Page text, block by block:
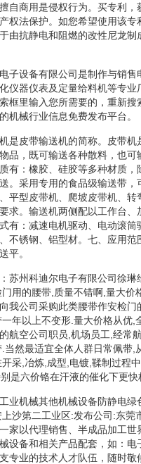
自商用是侵权行为。买专利
权法保护。如您希望使用该
由抗静电和阻燃的改性尼龙
子设备有限公司是制作与销
仪器仪表及定量给料机等专
框里输入您所需要的，重新
机械行业信息免费发布平台。
是皮带输送机的简称。皮带
品，既可输送各种散料，也
有：橡胶、硅胶等多种材质
。采用专用的食品级输送带
平型皮带机、爬坡皮带机、
求。输送机两侧配以工作台
有：减速电机驱动、电动滚
不锈钢、铝型材。七、应用
平。
苏州科迪尔电子有限公司徐
用的腰带,质量不错啊,量大
我公司采购此类腰带作安检
年以上不变形.量大价格从优
航空公司职员,机场员工,经常
当然最适宜全体人群日常佩带
采,冶炼,成型,电镀,鞣制过程
是六价铬在汗液的催化下更快
业机械其他机械设备防静电
沙第二工业区:发布公司:东
家以代理销售、半成品加工
设备和相关产品配套，如：
专业的技术人才队伍，随时